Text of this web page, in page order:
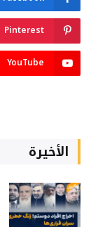
Pinterest
YouTube
الأخيرة